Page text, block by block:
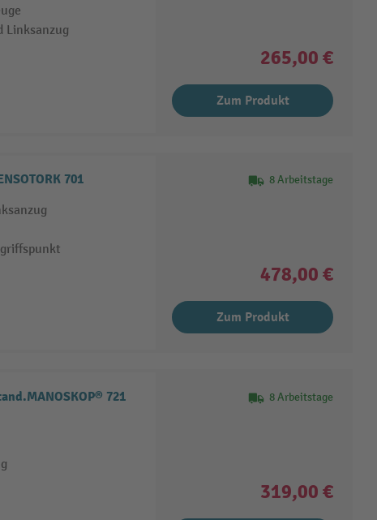
Linksanzug
265,00 €
Zum Produkt
701 8 Arbeitstage
478,00 €
Zum Produkt
721
8 Arbeitstage
319,00 €